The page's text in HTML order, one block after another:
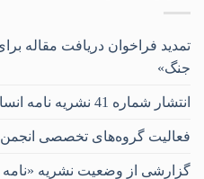
تمدید فراخوان دریافت مقاله
جنگ»
انتشار شماره 41 نشریه نامه انسان‌شناسی
فعالیت گروه‌های تخصصی انجمن
گزارشی از وضعیت نشریه